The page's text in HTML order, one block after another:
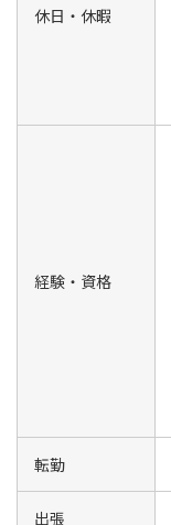
休日・休暇
経験・資格
転勤
出張